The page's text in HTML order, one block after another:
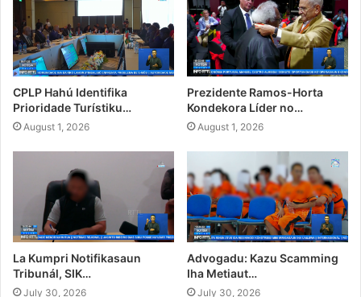
CPLP Hahú Identifika
Prioridade Turístiku…
August 1, 2026
Prezidente Ramos-Horta
Kondekora Líder no…
August 1, 2026
La Kumpri Notifikasaun
Tribunál, SIK…
July 30, 2026
Advogadu: Kazu Scamming
Iha Metiaut…
July 30, 2026